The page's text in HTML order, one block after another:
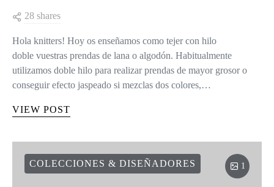
28 shares
Hola knitters! Hoy os enseñamos como tejer con hilo
doble vuestras prendas de lana o algodón. Habitualmente
utilizamos doble hilo para realizar prendas de mayor grosor o
conseguir efecto jaspeado si mezclas dos colores,…
VIEW POST
COLECCIONES & DISEÑADORES 1